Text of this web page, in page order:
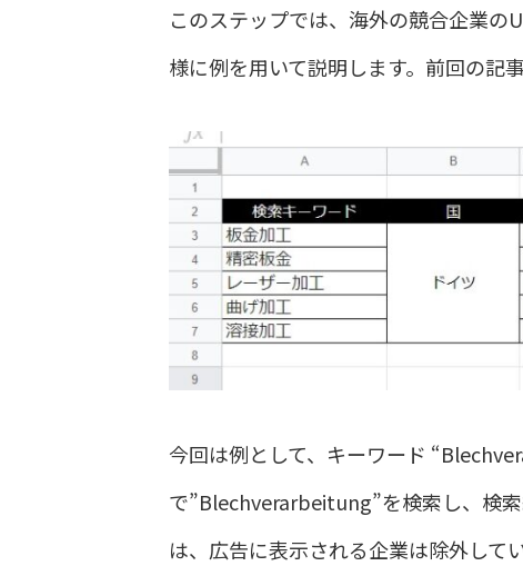
このステップでは、海外の競合企業の
様に例を用いて説明します。前回の記
今回は例として、キーワード
で”Blechverarbeitung”を検索し、検
は、広告に表示される企業は除外してい